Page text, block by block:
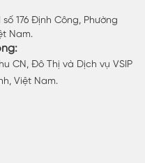
176 Định Công, Phường
Nam.
CN, Đô Thị và Dịch vụ VSIP
Việt Nam.